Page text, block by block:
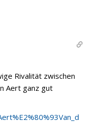
Rivalität zwischen
Aert ganz gut